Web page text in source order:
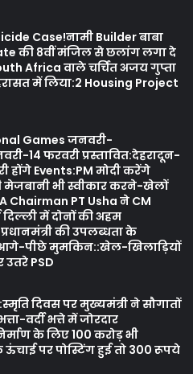
Case!नामी Builder बाबा
की 8वीं मंजिल से छलांग लगा दे
Africa वाले चर्चित अजय गुप्ता
में लिया:2 Housing Project
Games जनवरी-
14 फरवरी प्रस्तावित:देहरादून-
होंगे Events:PM मोदी करेंगे
मेजबानी भी स्वीकार करने-खेलों
Chairman PT Usha ने CM
में दोनों की अहम
की उपलब्धता के
आगे-पीछे मुमकिन::खेल-खिलाड़ियों
उतरे PSD
दिवस पर मुख्यमंत्री ने सौगातों
वर्दी भत्ते में जोरदार
के लिए 100 करोड़ भी
पर पोस्टिंग हुई तो 300 रूपये